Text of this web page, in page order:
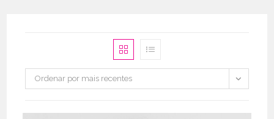
Ordenar por mais recentes